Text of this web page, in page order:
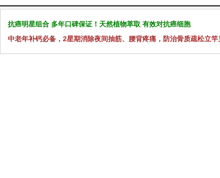
抗癌明星组合 多年口碑保证！天然植物萃取 有效对抗癌细胞
中老年补钙必备，2星期消除夜间抽筋、腰背疼痛，防治骨质疏松立竿